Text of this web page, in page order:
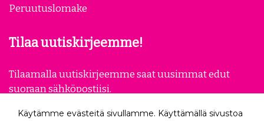
Peruutuslomake
Tilaa uutiskirjeemme!
Tilaamalla uutiskirjeemme saat uusimmat edut
suoraan sähköpostiisi.
Käytämme evästeitä sivullamme. Käyttämällä sivustoa